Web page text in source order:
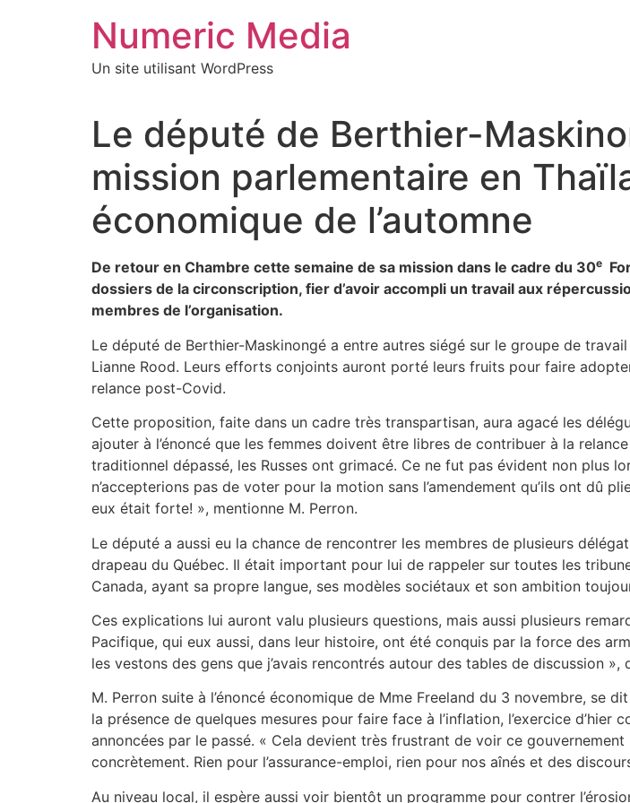
Numeric Media
Un site utilisant WordPress
Le député de Berthier-
mission parlementaire en
économique de l’automne
De retour en Chambre cette semaine de sa mission dans le cadre du 30e
dossiers de la circonscription, fier d’avoir accompli un travail aux
membres de l’organisation.
Le député de Berthier-Maskinongé a entre autres siégé sur le groupe de
Lianne Rood. Leurs efforts conjoints auront porté leurs fruits pour faire
relance post-Covid.
Cette proposition, faite dans un cadre très transpartisan, aura agacé les
ajouter à l’énoncé que les femmes doivent être libres de contribuer à la
traditionnel dépassé, les Russes ont grimacé. Ce ne fut pas évident non plus
n’accepterions pas de voter pour la motion sans l’amendement qu’ils ont dû
eux était forte! », mentionne M. Perron.
Le député a aussi eu la chance de rencontrer les membres de plusieurs
drapeau du Québec. Il était important pour lui de rappeler sur toutes les
Canada, ayant sa propre langue, ses modèles sociétaux et son ambition
Ces explications lui auront valu plusieurs questions, mais aussi plusieurs
Pacifique, qui eux aussi, dans leur histoire, ont été conquis par la force des
les vestons des gens que j’avais rencontrés autour des tables de discussion »,
M. Perron suite à l’énoncé économique de Mme Freeland du 3 novembre, se
la présence de quelques mesures pour faire face à l’inflation, l’exercice
annoncées par le passé. « Cela devient très frustrant de voir ce
concrètement. Rien pour l’assurance-emploi, rien pour nos aînés et des
Au niveau local, il espère aussi voir bientôt un programme pour contrer